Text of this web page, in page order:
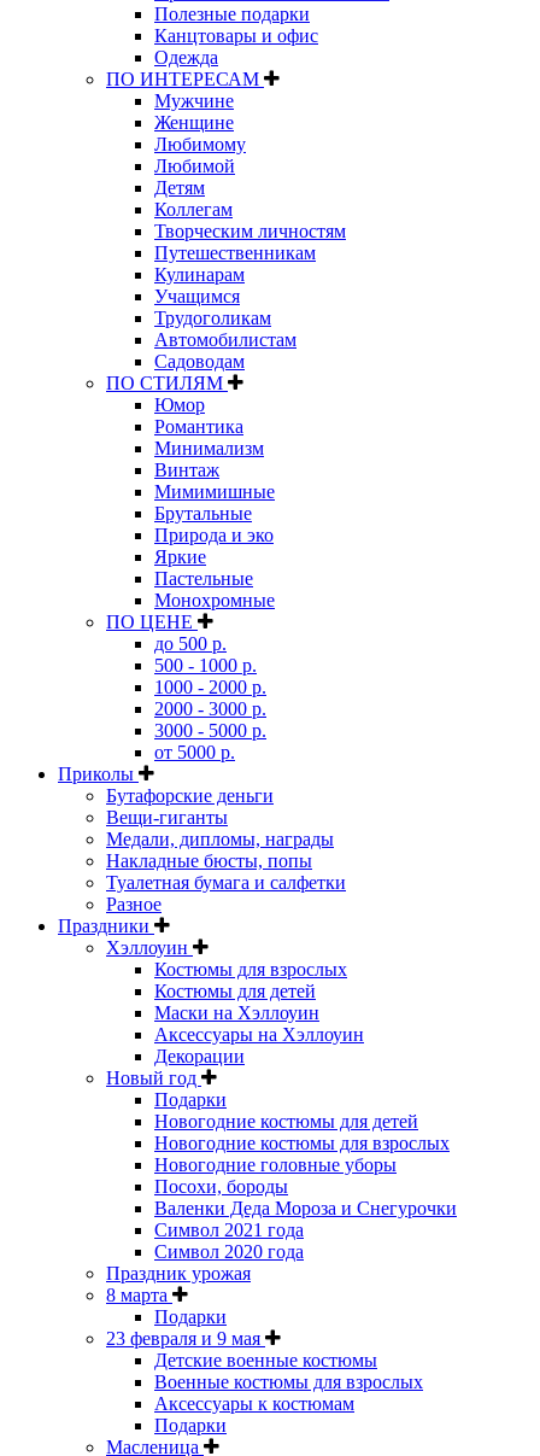
Полезные подарки
Канцтовары и офис
Одежда
ПО ИНТЕРЕСАМ
Мужчине
Женщине
Любимому
Любимой
Детям
Коллегам
Творческим личностям
Путешественникам
Кулинарам
Учащимся
Трудоголикам
Автомобилистам
Садоводам
ПО СТИЛЯМ
Юмор
Романтика
Минимализм
Винтаж
Мимимишные
Брутальные
Природа и эко
Яркие
Пастельные
Монохромные
ПО ЦЕНЕ
до 500 р.
500 - 1000 р.
1000 - 2000 р.
2000 - 3000 р.
3000 - 5000 р.
от 5000 р.
Приколы
Бутафорские деньги
Вещи-гиганты
Медали, дипломы, награды
Накладные бюсты, попы
Туалетная бумага и салфетки
Разное
Праздники
Хэллоуин
Костюмы для взрослых
Костюмы для детей
Маски на Хэллоуин
Аксессуары на Хэллоуин
Декорации
Новый год
Подарки
Новогодние костюмы для детей
Новогодние костюмы для взрослых
Новогодние головные уборы
Посохи, бороды
Валенки Деда Мороза и Снегурочки
Символ 2021 года
Символ 2020 года
Праздник урожая
8 марта
Подарки
23 февраля и 9 мая
Детские военные костюмы
Военные костюмы для взрослых
Аксессуары к костюмам
Подарки
Масленица